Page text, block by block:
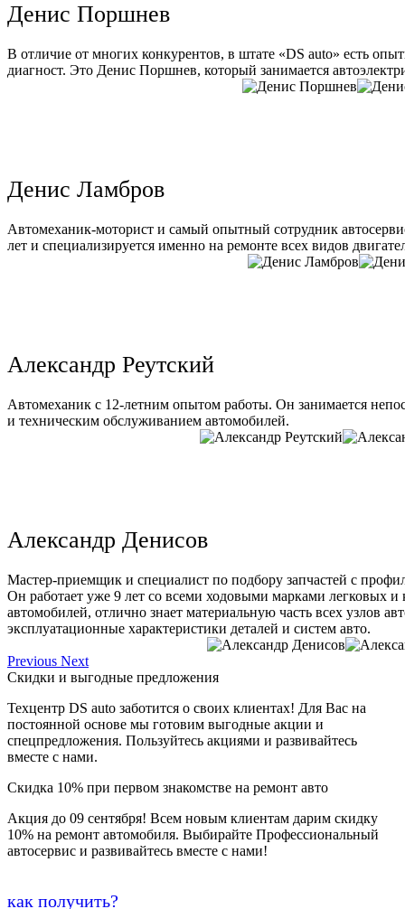
Денис Поршнев
В отличие от многих конкурентов, в штате «DS auto» есть
диагност. Это Денис Поршнев, который занимается
Денис Ламбров
Автомеханик-моторист и самый опытный сотрудник
лет и специализируется именно на ремонте всех видов
Александр Реутский
Автомеханик с 12-летним опытом работы. Он занимается
и техническим обслуживанием автомобилей.
Александр Денисов
Мастер-приемщик и специалист по подбору запчастей с
Он работает уже 9 лет со всеми ходовыми марками легковых и
автомобилей, отлично знает материальную часть всех узлов
эксплуатационные характеристики деталей и систем авто.
Previous Next
Скидки и выгодные предложения
Техцентр DS auto заботится о своих клиентах! Для Вас на
постоянной основе мы готовим выгодные акции и
спецпредложения. Пользуйтесь акциями и развивайтесь
вместе с нами.
Скидка 10% при первом знакомстве на ремонт авто
Акция до 09 сентября! Всем новым клиентам дарим скидку
10% на ремонт автомобиля. Выбирайте Профессиональный
автосервис и развивайтесь вместе с нами!
как получить?